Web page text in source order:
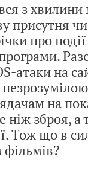
з
присутня
про
атаки на
на
ніж зброя, а
Тож що в